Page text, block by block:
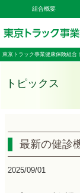
組合概要
東京トラック事業健康保険組合
トピックス
最新の健診
2025/09/01